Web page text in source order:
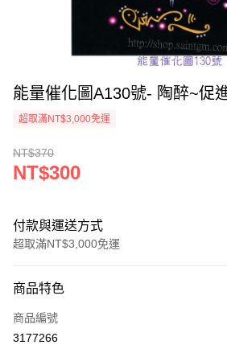
能量催化圖A130號- 陶醉~促
超取滿NT$3,000免運
NT$370
NT$300
付款與運送方式
超取滿NT$3,000免運
信用卡一次付款
超商取貨付款
商品特色
商品編號
3177266